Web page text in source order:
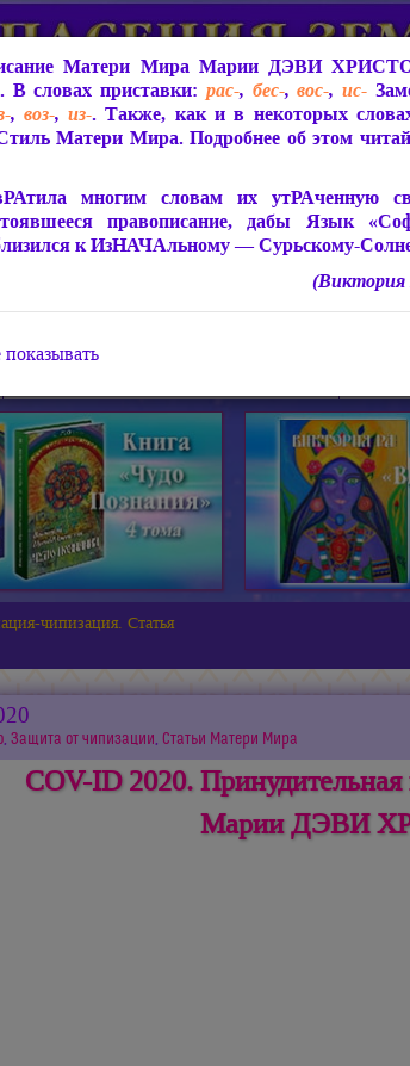
Матери Мира
Живое Слово
Статьи, Книги,
чипизация. Статья
, Защита от чипизации, Статьи Матери Мира
COV-ID 2020.
Марии ДЭВИ
Матери Мира Марии ДЭВИ
В словах приставки: рас-, бес-,вос-, ис-
, воз-,из-. Также, как и в некоторых
Матери Мира. Подробнее об этом
многим словам их утРАченную
правописание, дабы Язык
к ИзНАЧАльному — Сурьскому-
(Виктория